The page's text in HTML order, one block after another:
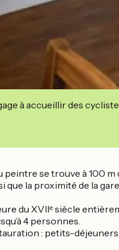
à accueillir des
peintre se trouve à 100
que la proximité de la
du XVIIᵉ siècle
4 personnes.
: petits-